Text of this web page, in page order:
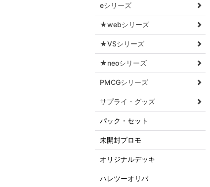
eシリーズ
★webシリーズ
★VSシリーズ
★neoシリーズ
PMCGシリーズ
サプライ・グッズ
パック・セット
未開封プロモ
オリジナルデッキ
ハレツーオリパ